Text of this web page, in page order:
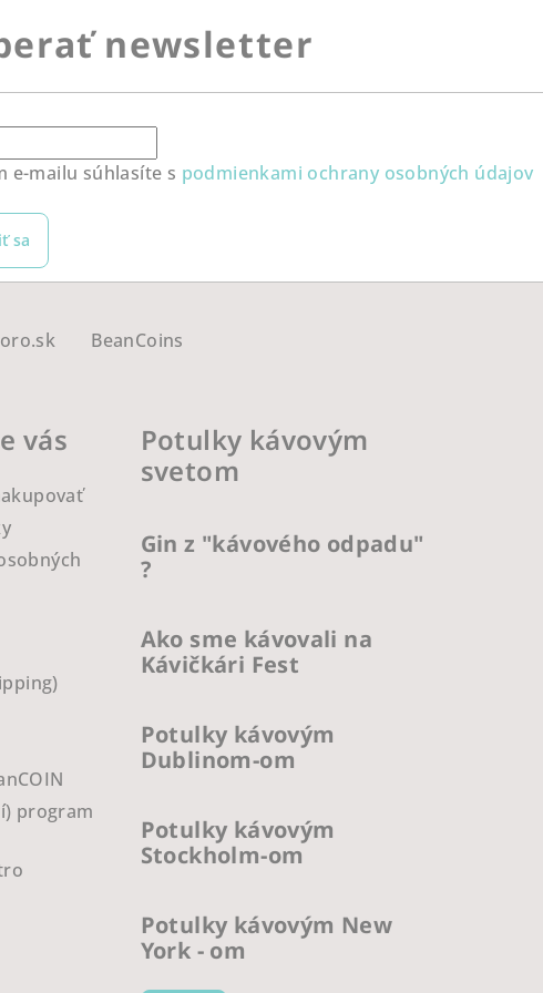
newsletter
e-mailu súhlasíte s podmienkami ochrany osobných údajov
sa
BeanCoins
vás
program
Potulky kávovým
svetom
Gin z "kávového odpadu"
?
Ako sme kávovali na
Kávičkári Fest
Potulky kávovým
Dublinom-om
Potulky kávovým
Stockholm-om
Potulky kávovým New
York - om